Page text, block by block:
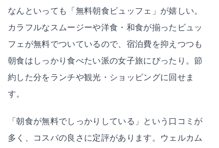
なんといっても「無料朝食ビュッフェ」が嬉しい。
カラフルなスムージーや洋食・和食が揃ったビュッ
フェが無料でついているので、宿泊費を抑えつつも
朝食はしっかり食べたい派の女子旅にぴったり。節
約した分をランチや観光・ショッピングに回せま
す。
「朝食が無料でしっかりしている」という口コミが
多く、コスパの良さに定評があります。ウェルカム